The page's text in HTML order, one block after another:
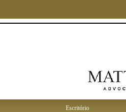
Escritório